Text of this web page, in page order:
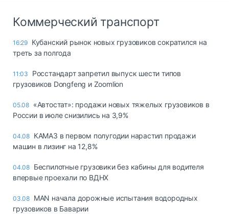
Коммерческий транспорт
16:29 Кубанский рынок новых грузовиков сократился на
треть за полгода
11:03
Росстандарт запретил выпуск шести типов
грузовиков Dongfeng и Zoomlion
05.08 «Автостат»: продажи новых тяжелых грузовиков в
России в июле снизились на 3,9%
04.08 КАМАЗ в первом полугодии нарастил продажи
машин в лизинг на 12,8%
04.08 Беспилотные грузовики без кабины для водителя
впервые проехали по ВДНХ
03.08 MAN начала дорожные испытания водородных
грузовиков в Баварии